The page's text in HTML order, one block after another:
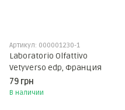
Артикул: 000001230-1
Laboratorio Olfattivo
Vetyverso edp, Франция
79 грн
В наличии